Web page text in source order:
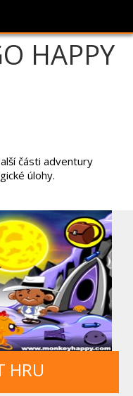
HAPPY
části adventury
úlohy.
HRU